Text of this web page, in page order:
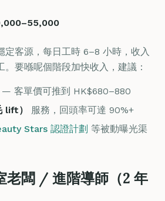
定客源，每日工時 6–8 小時，收入
。要喺呢個階段加快收入，建議：
— 客單價可推到 HK$680–880
lift）
服務，回頭率可達 90%+
Stars 認證計劃 等被動曝光渠
老闆 / 進階導師（2 年